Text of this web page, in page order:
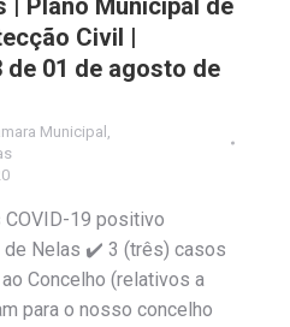
| Plano Municipal de
Civil |
de 01 de agosto de
Municipal ,
19 positivo
de Nelas ✔️ 3 (três) casos
Concelho (relativos a
para o nosso concelho